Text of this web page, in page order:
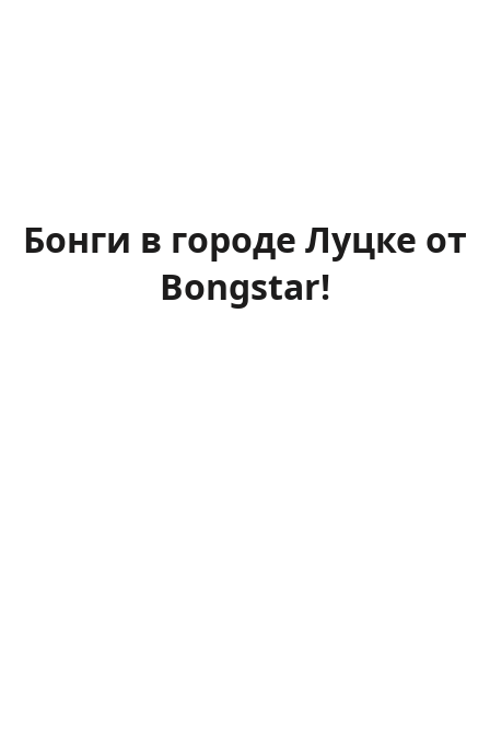
Бонги в городе Луцке от
Bongstar!